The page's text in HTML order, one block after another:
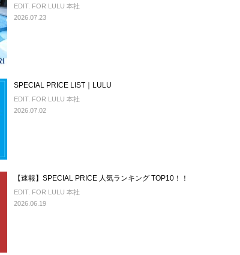
EDIT. FOR LULU 本社
2026.07.23
SPECIAL PRICE LIST｜LULU
EDIT. FOR LULU 本社
2026.07.02
【速報】SPECIAL PRICE 人気ランキング TOP10！！
EDIT. FOR LULU 本社
2026.06.19